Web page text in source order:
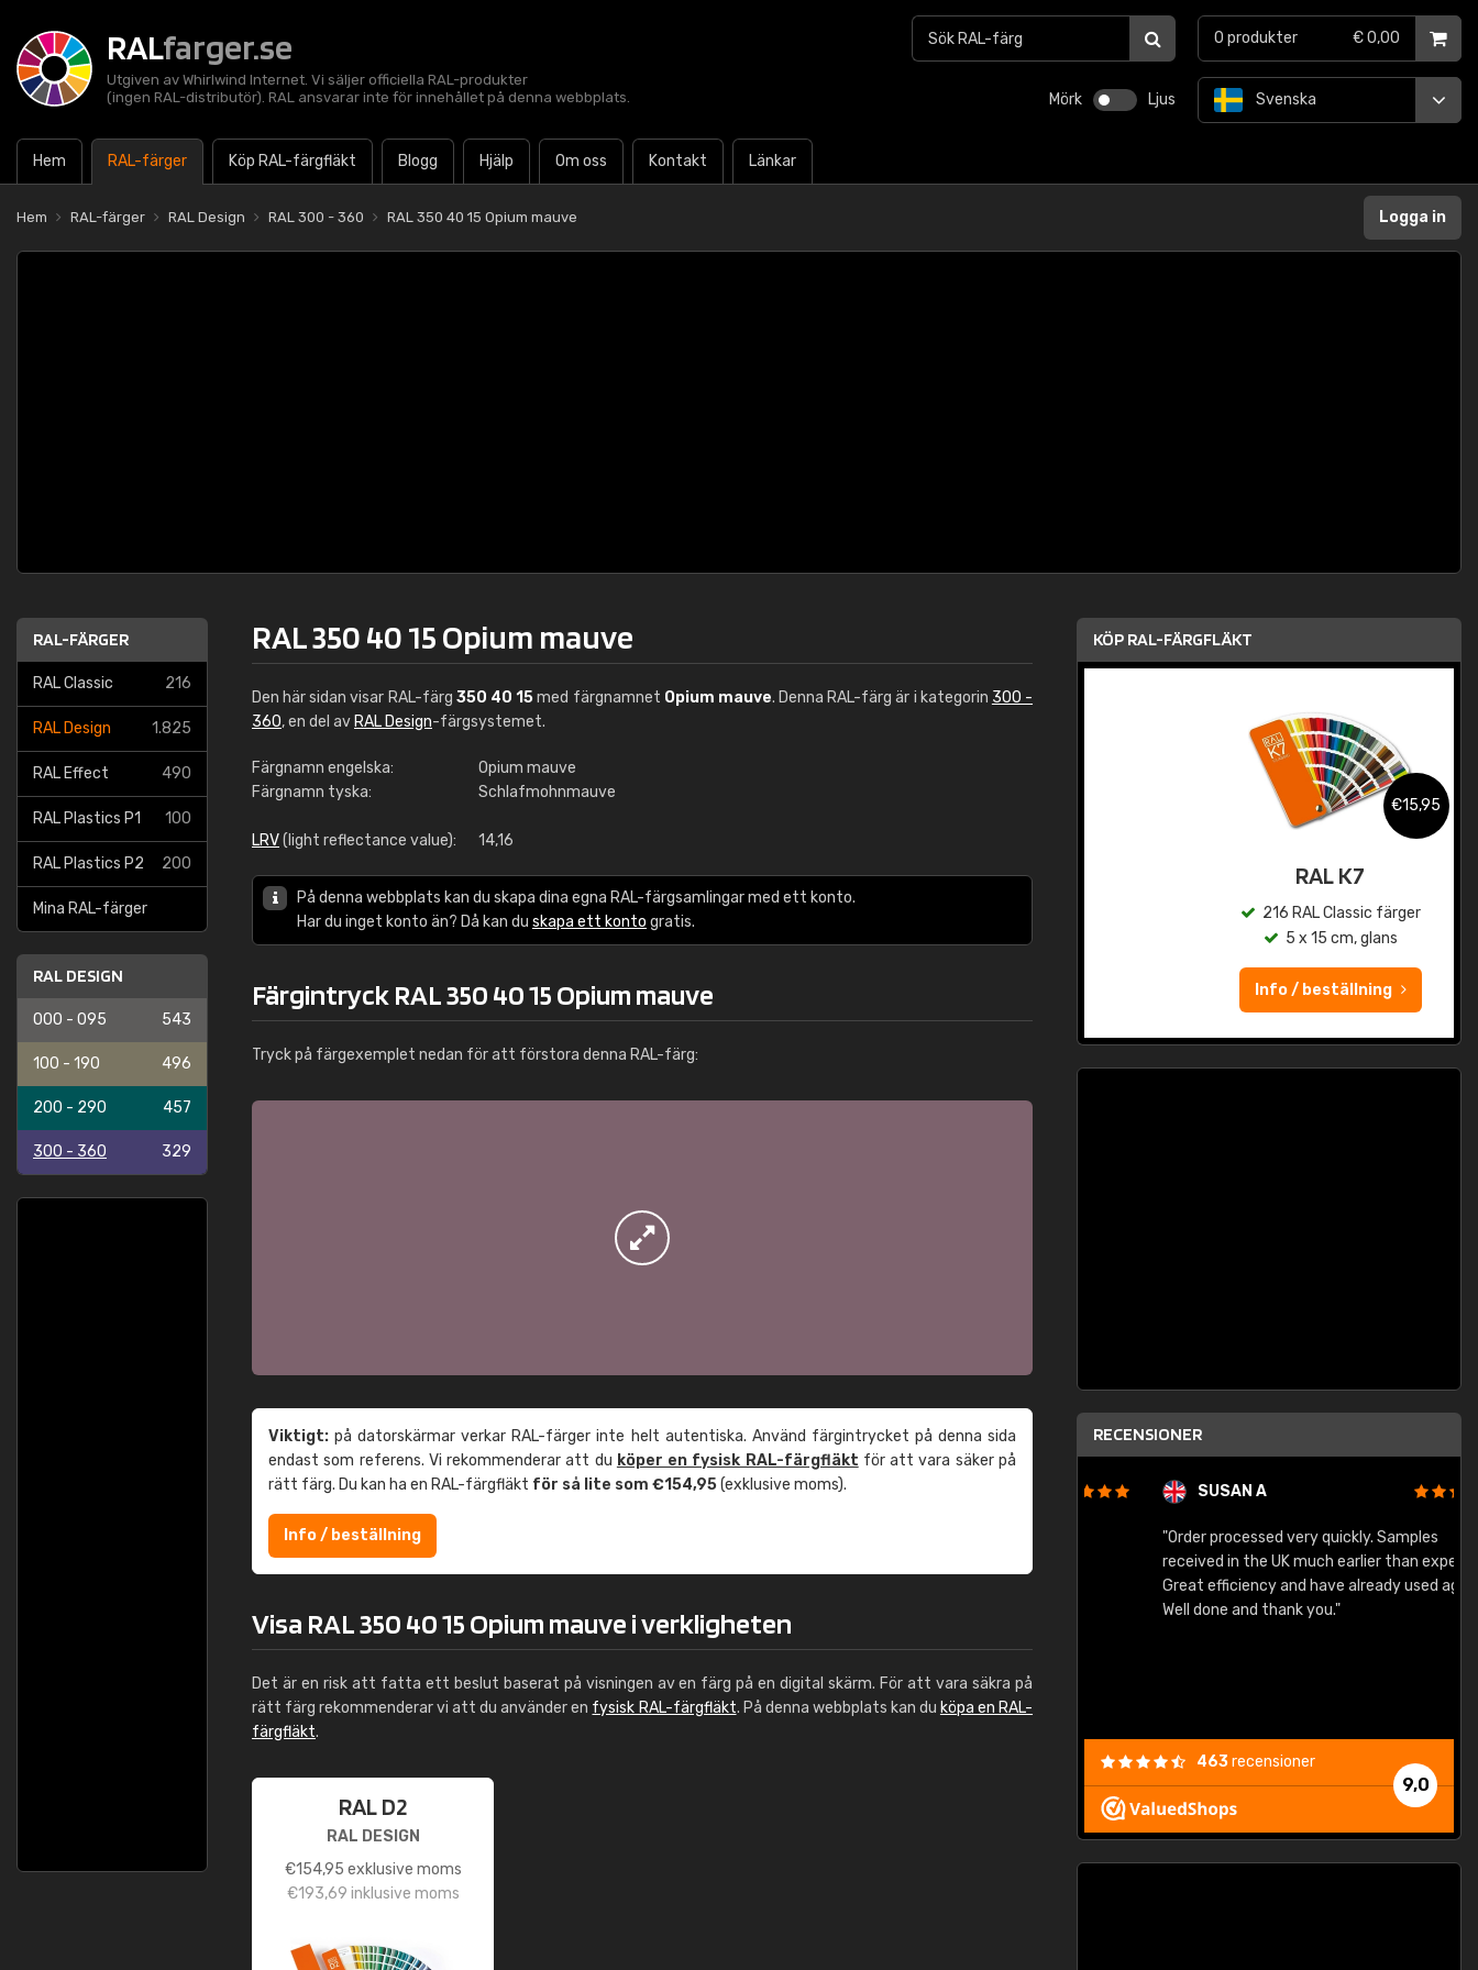
RALfarger.se
Utgiven av Whirlwind Internet. Vi säljer officiella RAL-produkter
(ingen RAL-distributör). RAL ansvarar inte för innehållet på denna webbplats.
Mörk Ljus
Hem RAL-färger Köp RAL-färgfläkt Blogg Hjälp Om oss Kontakt Länkar
Svenska
0 produkter € 0,00
Hem RAL-färger RAL Design RAL 300 - 360 RAL 350 40 15 Opium mauve Logga in
RAL-FÄRGER
RAL Classic 216
RAL Design 1.825
RAL Effect 490
RAL Plastics P1 100
RAL Plastics P2 200
Mina RAL-färger
RAL DESIGN
000 - 095 543
100 - 190 496
200 - 290 457
300 - 360 329
RAL 350 40 15 Opium mauve
Den här sidan visar RAL-färg 350 40 15med färgnamnet Opium mauve. Denna RAL-färg är i kategorin 300 -
360, en del av RAL Design-färgsystemet.
Färgnamn engelska:
Opium mauve
Färgnamn tyska:
Schlafmohnmauve
LRV(light reflectance value): 14,16
På denna webbplats kan du skapa dina egna RAL-färgsamlingar med ett konto.
Har du inget konto än? Då kan du skapa ett konto gratis.
Färgintryck RAL 350 40 15 Opium mauve
Tryck på färgexemplet nedan för att förstora denna RAL-färg:
Viktigt: på datorskärmar verkar RAL-färger inte helt autentiska. Använd färgintrycket på denna sida
endast som referens. Vi rekommenderar att du köper en fysisk RAL-färgfläkt för att vara säker på
rätt färg. Du kan ha en RAL-färgfläkt för så lite som €154,95(exklusive moms).
Info / beställning
Visa RAL 350 40 15 Opium mauve i verkligheten
Det är en risk att fatta ett beslut baserat på visningen av en färg på en digital skärm. För att vara säkra på
rätt färg rekommenderar vi att du använder en fysisk RAL-färgfläkt. På denna webbplats kan du köpa en RAL-
färgfläkt.
RAL D2
RAL DESIGN
€154,95 exklusive moms
€193,69 inklusive moms
KÖP RAL-FÄRGFLÄKT
RAL K7 vattenbaserad
€15,95
RAL K7
216 RAL Classic färger
5 x 15 cm, glans
Info / beställning
RECENSIONER
Leinster Home and
SUSAN A
"Order processed very quickly. Samples
received in the UK much earlier than expected.
Great efficiency and have already used again.
Well done and thank you."
9,0
463recensioner